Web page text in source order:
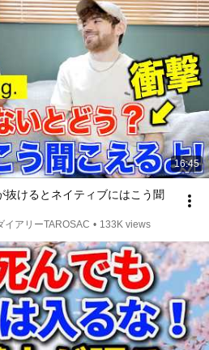
16:45
抜けるとネイティブにはこう聞
イアリーTAROSAC • 133K views